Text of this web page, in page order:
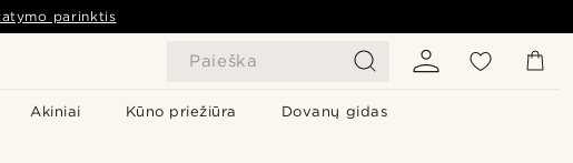
Paieška
Akiniai Kūno priežiūra Dovanų gidas
parinktis